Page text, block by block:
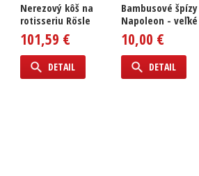
Nerezový kôš na
rotisseriu Rösle
101,59 €
DETAIL
Bambusové špízy
Napoleon - veľké
10,00 €
DETAIL